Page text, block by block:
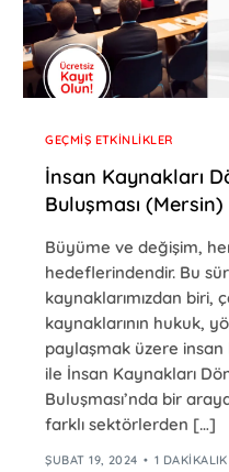
GEÇMIŞ ETKINLIKLER
İnsan Kaynakları
Buluşması (Mersin)
Büyüme ve değişim,
hedeflerindendir. Bu
kaynaklarımızdan biri,
kaynaklarının hukuk,
paylaşmak üzere
ile İnsan Kaynakları
Buluşması’nda bir
farklı sektörlerden […]
ŞUBAT 19, 2024 1